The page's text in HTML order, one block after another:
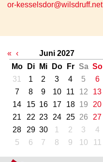
or-kesselsdor@wilsdruff.net
« ‹
Juni 2027
Mo
Di Mi Do Fr Sa So
31
1 2 3 4 5
6
7
8 9 10 11 12
13
14
15 16 17 18 19
20
21
22 23 24 25 26
27
28
29 30 1 2 3
4
5
6 7 8 9 10 11